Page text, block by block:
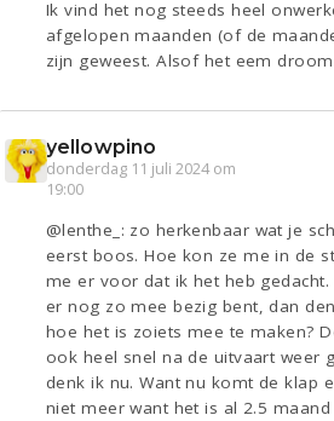
Ik vind het nog steeds heel
afgelopen maanden (of de
zijn geweest. Alsof het eem
yellowpino
donderdag 11 juli 2024 om
19:00
@lenthe_: zo herkenbaar wat je
eerst boos. Hoe kon ze me in de
me er voor dat ik het heb
er nog zo mee bezig bent, dan
hoe het is zoiets mee te maken?
ook heel snel na de uitvaart weer
denk ik nu. Want nu komt de klap
niet meer want het is al 2.5